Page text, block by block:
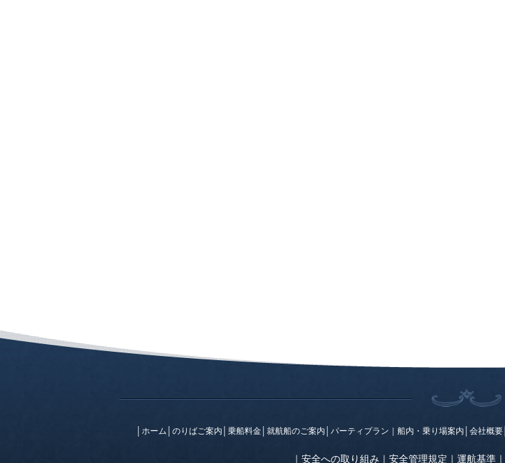
ホーム のりばご案内 乗船料金 就航船のご案内 パーティプラン 船内・乗り場案内 会社概要
｜ 安全への取り組み ｜ 安全管理規定 ｜ 運航基準 ｜